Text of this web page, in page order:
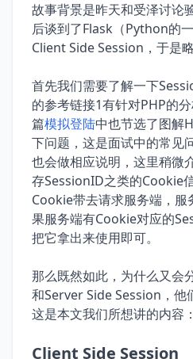
故事背景是昨天和受泽讨论
后谈到了Flask（Python的
Client Side Session，于是略
首先我们需要了解一下
的参考链接1有针对PHP的
篇模拟登陆中也节选了图解
下问题，这是面试中的常见
也会做相应说明，这里稍微
存SessionID之类的Cookie
Cookie带去请求服务端，服
果服务端有Cookie对应的
把它拿出来使用即可。
那么既然如此，为什么又会
和Server Side Session，
这是本文我们所想讲的内容：
Client Side Session